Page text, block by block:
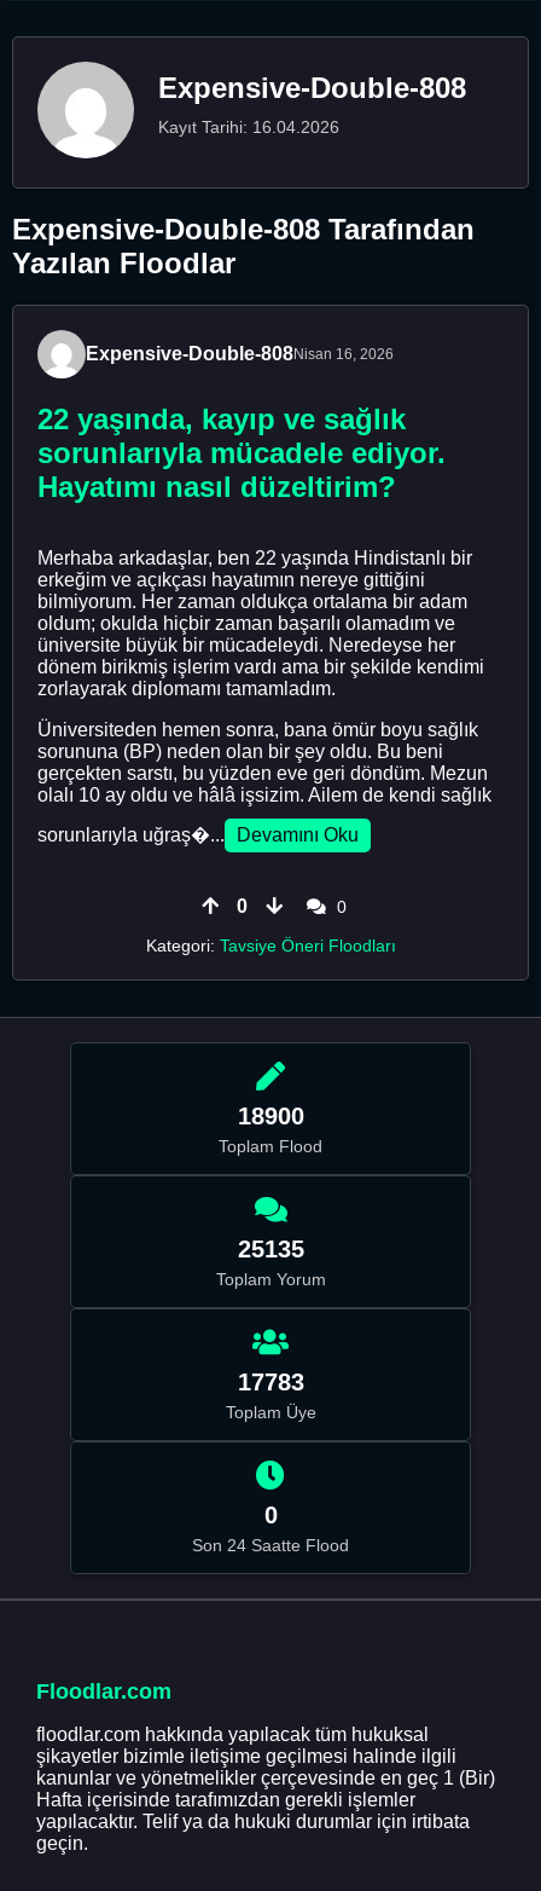
Expensive-Double-808
Kayıt Tarihi: 16.04.2026
Expensive-Double-808 Tarafından
Yazılan Floodlar
Expensive-Double-808Nisan 16, 2026
22 yaşında, kayıp ve sağlık
sorunlarıyla mücadele ediyor.
Hayatımı nasıl düzeltirim?
Merhaba arkadaşlar, ben 22 yaşında Hindistanlı bir
erkeğim ve açıkçası hayatımın nereye gittiğini
bilmiyorum. Her zaman oldukça ortalama bir adam
oldum; okulda hiçbir zaman başarılı olamadım ve
üniversite büyük bir mücadeleydi. Neredeyse her
dönem birikmiş işlerim vardı ama bir şekilde kendimi
zorlayarak diplomamı tamamladım.
Üniversiteden hemen sonra, bana ömür boyu sağlık
sorununa (BP) neden olan bir şey oldu. Bu beni
gerçekten sarstı, bu yüzden eve geri döndüm. Mezun
olalı 10 ay oldu ve hâlâ işsizim. Ailem de kendi sağlık
sorunlarıyla uğraş�...
Devamını Oku
0
0
Kategori: Tavsiye Öneri Floodları
18900
Toplam Flood
25135
Toplam Yorum
17783
Toplam Üye
0
Son 24 Saatte Flood
Floodlar.com
floodlar.com hakkında yapılacak tüm hukuksal
şikayetler bizimle iletişime geçilmesi halinde ilgili
kanunlar ve yönetmelikler çerçevesinde en geç 1 (Bir)
Hafta içerisinde tarafımızdan gerekli işlemler
yapılacaktır. Telif ya da hukuki durumlar için irtibata
geçin.